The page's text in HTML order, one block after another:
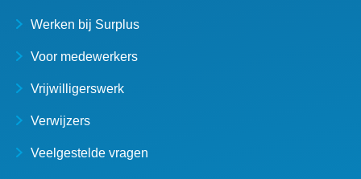
Werken bij Surplus
Voor medewerkers
Vrijwilligerswerk
Verwijzers
Veelgestelde vragen